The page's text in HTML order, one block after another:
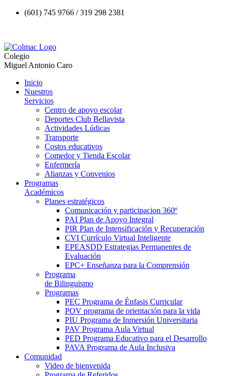
(601) 745 9766 / 319 298 2381
Colegio
Miguel Antonio Caro
Inicio
Nuestros
Servicios
Centro de apoyo escolar
Deportes Club Bellavista
Actividades Lúdicas
Transporte
Costos educativos
Comedor y Tienda Escolar
Enfermería
Alianzas y Convenios
Programas
Académicos
Planes estratégicos
Comunicación y participacion 360º
PAI Plan de Apoyo Integral
PIR Plan de Intensificación y Recuperación
CVI Currículo Virtual Inteligente
EPEASDD Estrategias Permanentes de
Evaluación
EPC+ Enseñanza para la Comprensión
Programa
de Bilinguismo
Programas
PEC Programa de Énfasis Curricular
POV programa de orientación para la vida
PIU Programa de Inmersión Universitaria
PAV Programa Aula Virtual
PED Programa Educativo para el Desarrollo
PAVA Programa de Aula Inclusiva
Comunidad
Video de bienvenida